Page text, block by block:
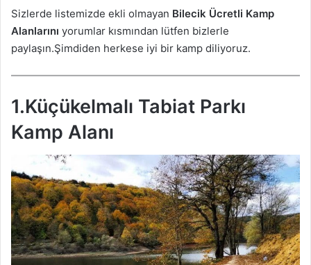
Sizlerde listemizde ekli olmayan Bilecik Ücretli Kamp
Alanlarını yorumlar kısmından lütfen bizlerle
paylaşın.Şimdiden herkese iyi bir kamp diliyoruz.
1.Küçükelmalı Tabiat Parkı
Kamp Alanı